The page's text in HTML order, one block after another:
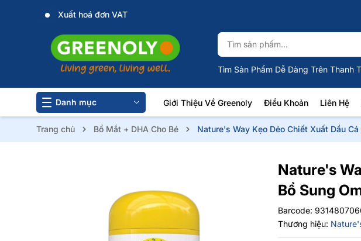
Xuất hoá đơn VAT
Tìm Sản Phẩm Dễ Dàng Trên Thanh
Danh mục Giới Thiệu Về Greenoly Điều Khoản Liên Hệ
Trang chủ Bổ Mắt + DHA Cho Bé Nature's Way Kẹo Dẻo Chiết Xuất Dầu
Nature's
Bổ Sung
Barcode:
Thương hiệu: